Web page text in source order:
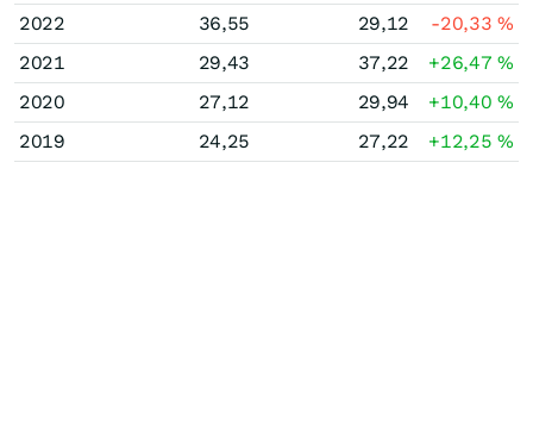
2022
36,55 29,12 -20,33%
2021
29,43 37,22 +26,47%
2020
27,12 29,94 +10,40%
2019
24,25 27,22 +12,25%